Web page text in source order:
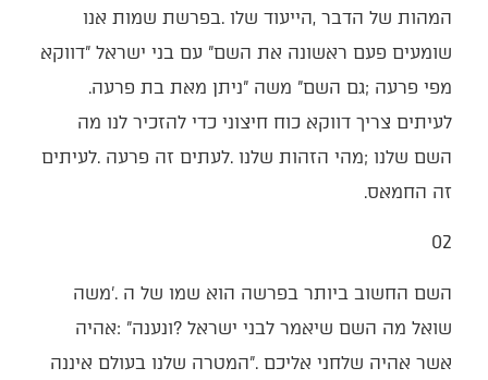
‬המהות‭ ‬של‭ ‬הדבר‭, ‬הייעוד‭ ‬שלו‭. ‬בפרשת‭ ‬שמות‭ ‬אנו‭
‬מפי‭ ‬פרעה‭; ‬גם‭ ‬השם‭ "‬משה‭" ‬ניתן‭ ‬מאת‭ ‬בת‭ ‬פרעה‭.
‬השם‭ ‬שלנו‭; ‬מהי‭ ‬הזהות‭ ‬שלנו‭. ‬לעתים‭ ‬זה‭ ‬פרעה‭. ‬לעיתים‭
‬זה‭ ‬החמאס‭.‬
02